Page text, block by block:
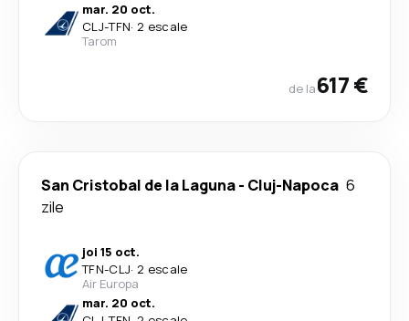
mar. 20 oct.
CLJ-TFN· 2 escale
Tarom
de la617 €
San Cristobal de la Laguna- Cluj-Napoca 6
zile
joi 15 oct.
TFN-CLJ· 2 escale
Air Europa
mar. 20 oct.